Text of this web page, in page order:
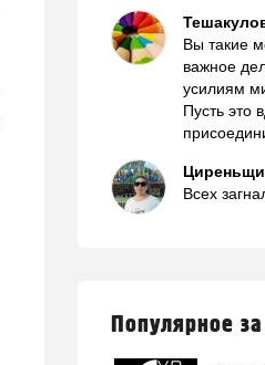
Вы такие
важное
усилиям
Пусть это
Всех
Популярное